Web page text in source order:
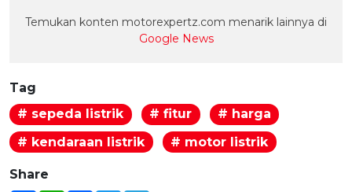
Temukan konten motorexpertz.com menarik lainnya di
Google News
Tag
# sepeda listrik
# fitur
# harga
# kendaraan listrik
# motor listrik
Share